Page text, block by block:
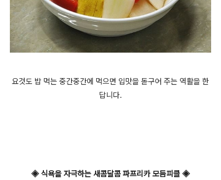
요것도 밥 먹는 중간중간에 먹으면 입맛을 돋구어 주는 역활을 한
답니다.
◈ 식욕을 자극하는 새콤달콤 파프리카 모듬피클 ◈